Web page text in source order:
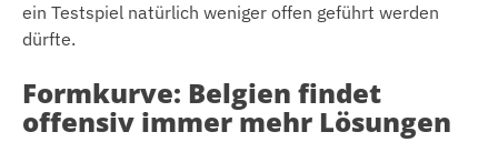
ein Testspiel natürlich weniger offen geführt werden
dürfte.
Formkurve: Belgien findet
offensiv immer mehr Lösungen